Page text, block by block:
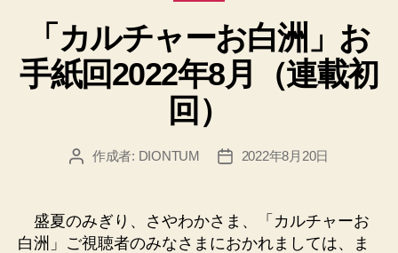
ー
「カルチャーお白洲」お
手紙回2022年8月（連載初
回）
投 作成者: DIONTUM
投
2022年8月20日
盛夏のみぎり、さやわかさま、「カルチャーお
白洲」ご視聴者のみなさまにおかれましては、ま